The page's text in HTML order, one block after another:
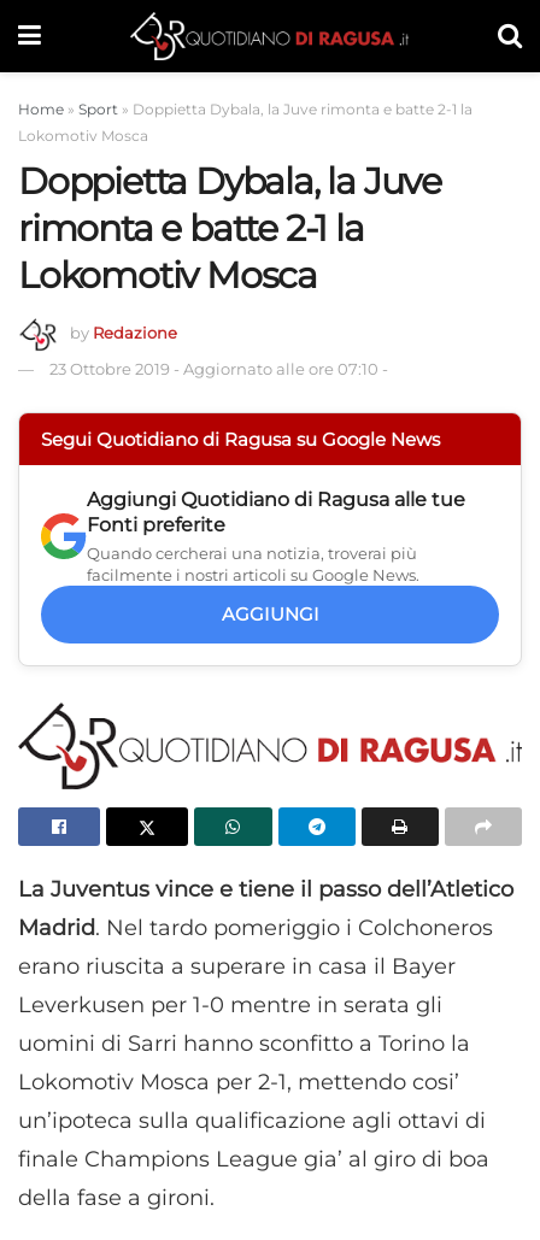
Home » Sport » Doppietta Dybala, la Juve rimonta e batte 2-1 la
Lokomotiv Mosca
Doppietta Dybala, la Juve
rimonta e batte 2-1 la
Lokomotiv Mosca
by Redazione
23 Ottobre 2019 - Aggiornato alle ore 07:10 -
Segui Quotidiano di Ragusa su Google News
Aggiungi Quotidiano di Ragusa alle tue
Fonti preferite
Quando cercherai una notizia, troverai più
facilmente i nostri articoli su Google News.
AGGIUNGI
La Juventus vince e tiene il passo dell’Atletico
Madrid. Nel tardo pomeriggio i Colchoneros
erano riuscita a superare in casa il Bayer
Leverkusen per 1-0 mentre in serata gli
uomini di Sarri hanno sconfitto a Torino la
Lokomotiv Mosca per 2-1, mettendo cosi’
un’ipoteca sulla qualificazione agli ottavi di
finale Champions League gia’ al giro di boa
della fase a gironi.